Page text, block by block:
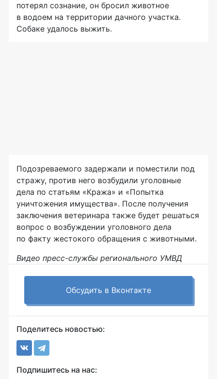
потерял сознание, он бросил животное
в водоем на территории дачного участка.
Собаке удалось выжить.
Подозреваемого задержали и поместили под
стражу, против него возбудили уголовные
дела по статьям «Кража» и «Попытка
уничтожения имущества». После получения
заключения ветеринара также будет решаться
вопрос о возбуждении уголовного дела
по факту жестокого обращения с животными.
Видео пресс-службы регионального УМВД
Обсудить в Вконтакте
Поделитесь новостью:
Подпишитесь на нас: